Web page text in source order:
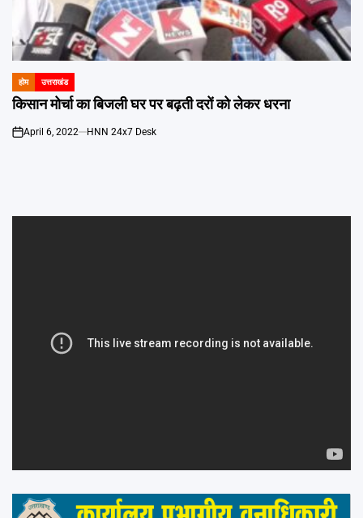
POSTED
IN
होम उत्तराखंड
किसान मोर्चा का बिजली घर पर बढ़ती दरों को लेकर धरना
on
April 6, 2022 HNN 24x7 Desk